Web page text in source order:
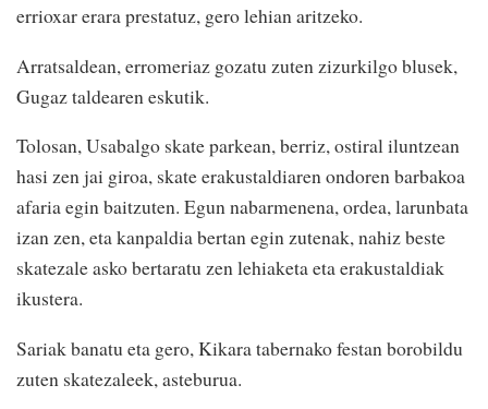
errioxar erara prestatuz, gero lehian aritzeko.
Arratsaldean, erromeriaz gozatu zuten zizurkilgo blusek,
Gugaz taldearen eskutik.
Tolosan, Usabalgo skate parkean, berriz, ostiral iluntzean
hasi zen jai giroa, skate erakustaldiaren ondoren barbakoa
afaria egin baitzuten. Egun nabarmenena, ordea, larunbata
izan zen, eta kanpaldia bertan egin zutenak, nahiz beste
skatezale asko bertaratu zen lehiaketa eta erakustaldiak
ikustera.
Sariak banatu eta gero, Kikara tabernako festan borobildu
zuten skatezaleek, asteburua.